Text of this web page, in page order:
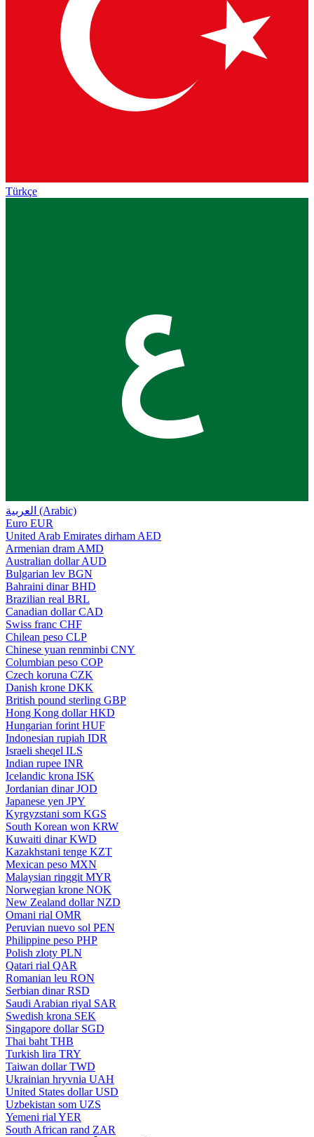
Türkçe
ع
العربية (Arabic)
Euro EUR
United Arab Emirates dirham AED
Armenian dram AMD
Australian dollar AUD
Bulgarian lev BGN
Bahraini dinar BHD
Brazilian real BRL
Canadian dollar CAD
Swiss franc CHF
Chilean peso CLP
Chinese yuan renminbi CNY
Columbian peso COP
Czech koruna CZK
Danish krone DKK
British pound sterling GBP
Hong Kong dollar HKD
Hungarian forint HUF
Indonesian rupiah IDR
Israeli sheqel ILS
Indian rupee INR
Icelandic krona ISK
Jordanian dinar JOD
Japanese yen JPY
Kyrgyzstani som KGS
South Korean won KRW
Kuwaiti dinar KWD
Kazakhstani tenge KZT
Mexican peso MXN
Malaysian ringgit MYR
Norwegian krone NOK
New Zealand dollar NZD
Omani rial OMR
Peruvian nuevo sol PEN
Philippine peso PHP
Polish zloty PLN
Qatari rial QAR
Romanian leu RON
Serbian dinar RSD
Saudi Arabian riyal SAR
Swedish krona SEK
Singapore dollar SGD
Thai baht THB
Turkish lira TRY
Taiwan dollar TWD
Ukrainian hryvnia UAH
United States dollar USD
Uzbekistan som UZS
Yemeni rial YER
South African rand ZAR